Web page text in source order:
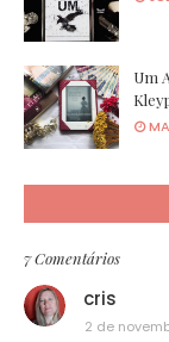
Um
7 Comentários
cris
2 de